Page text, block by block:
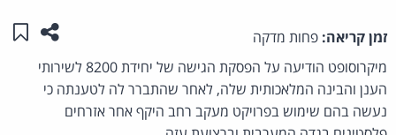
זמן קריאה: פחות מדקה שתפו
מיקרוסופט הודיעה על הפסקת הגישה של יחידת 8200 לשירותי
הענן והבינה המלאכותית שלה, לאחר שהתברר לה לטענתה כי
נעשה בהם שימוש בפרויקט מעקב רחב היקף אחר אזרחים